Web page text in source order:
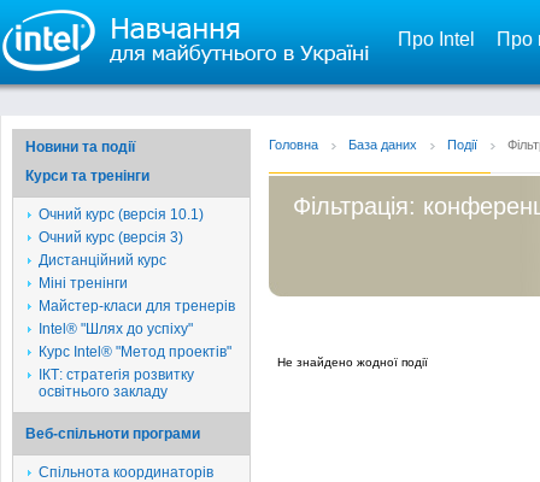
Про Intel Про
Новини та події
Курси та тренінги
Очний курс (версія 10.1)
Очний курс (версія 3)
Дистанційний курс
Міні тренінги
Майстер-класи для тренерів
Intel® "Шлях до успіху"
Курс Intel® "Метод проектів"
ІКТ: стратегія розвитку
освітнього закладу
Веб-спільноти програми
Спільнота координаторів
Головна База даних Події
Фільтрація:
Не знайдено жодної події